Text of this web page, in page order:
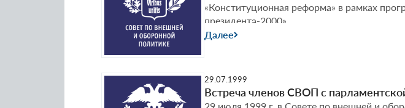
«Конституционная реформа» в рамках
президента-2000».
Далее
29.07.1999
Встреча членов СВОП с